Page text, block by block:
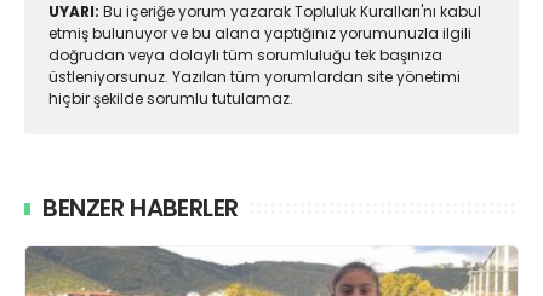
UYARI: Bu içeriğe yorum yazarak Topluluk Kuralları'nı kabul
etmiş bulunuyor ve bu alana yaptığınız yorumunuzla ilgili
doğrudan veya dolaylı tüm sorumluluğu tek başınıza
üstleniyorsunuz. Yazılan tüm yorumlardan site yönetimi
hiçbir şekilde sorumlu tutulamaz.
BENZER HABERLER